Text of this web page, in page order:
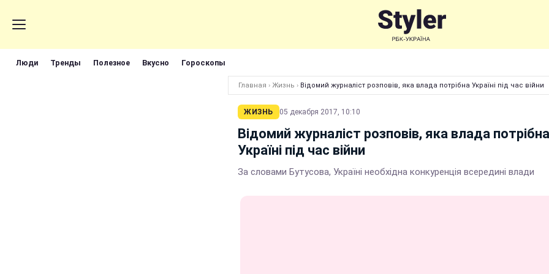
Люди Тренды Полезное Вкусно Гороскопы
Главная › Жизнь › Відомий журналіст розповів, яка влада потрібна Україні під час війни
ЖИЗНЬ 05 декабря 2017, 10:10
Відомий журналіст розповів, яка влада потрібна
Україні під час війни
За словами Бутусова, Україні необхідна конкуренція всередині влади